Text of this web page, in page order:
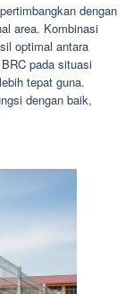
dengan
area. Kombinasi
optimal antara
pada situasi
tepat guna.
dengan baik,